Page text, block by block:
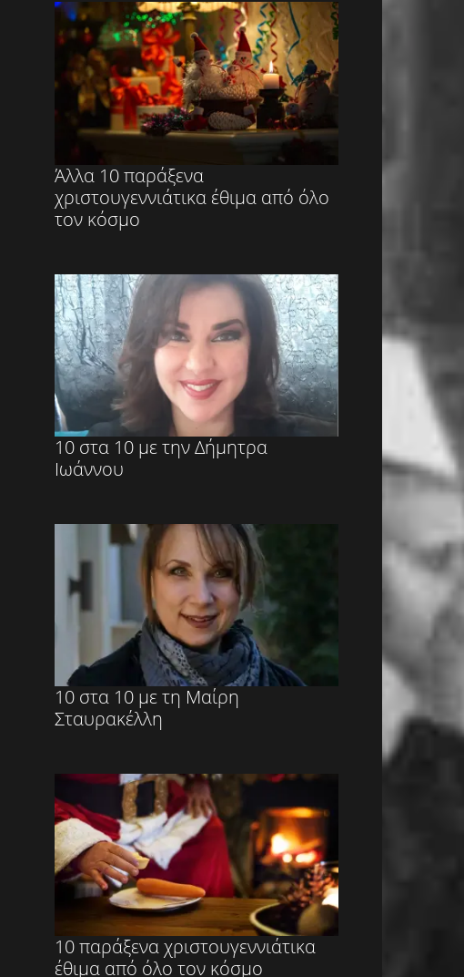
Άλλα 10 παράξενα
χριστουγεννιάτικα έθιμα από όλο
τον κόσμο
10 στα 10 με την Δήμητρα
Ιωάννου
10 στα 10 με τη Μαίρη
Σταυρακέλλη
10 παράξενα χριστουγεννιάτικα
έθιμα από όλο τον κόσμο